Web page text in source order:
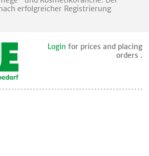
erfolgreicher Registrierung
Login for prices and placing
orders .